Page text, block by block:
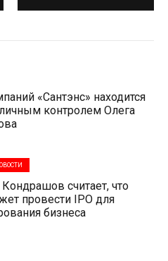
«Сантэнс» находится
контролем Олега
считает, что
провести IPO для
бизнеса